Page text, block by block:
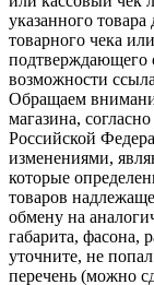
указанного
товарного чека
подтверждающего
возможности
Обращаем
магазина,
Российской
изменениями,
которые
товаров
обмену на
габарита, фасона,
уточните, не
перечень (можно